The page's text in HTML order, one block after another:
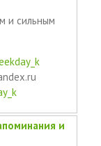
и сильным
и